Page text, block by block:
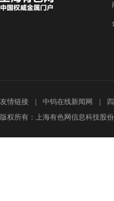
友情链接 中钨在线新闻网
版权所有：上海有色网信息科技股